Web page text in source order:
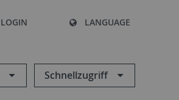
LOGIN LANGUAGE
Schnellzugriff